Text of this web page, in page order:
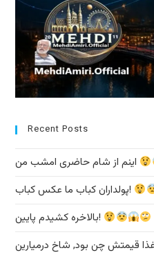
Recent Posts
پولداران کباب ما عکس کباب!
بالاخره کشیدم پایین!